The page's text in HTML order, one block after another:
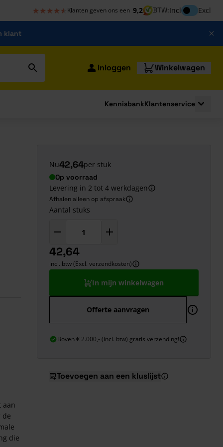
★★★★★
★★★★★ Klanten geven ons een 9,2 BTW:InclInclusief btw
Excl
klant
Inloggen Winkelwagen
for Bouwshop
KennisbankKlantenservice
aan
de
die
Nu42,64per stuk
Op voorraad
Levering in 2 tot 4 werkdagen
Afhalen alleen op afspraak
Aantal stuks
42,64
incl. btw (Excl. verzendkosten)
In mijn winkelwagen
Offerte aanvragen
Boven € 2.000,- (incl. btw) gratis verzending!
Toevoegen aan een kluslijst